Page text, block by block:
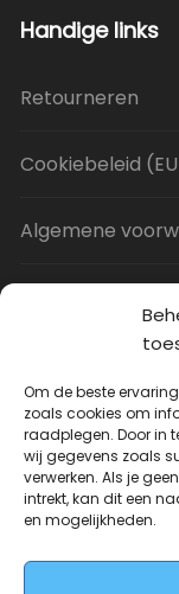
Om de beste
zoals cookies om
raadplegen. Door in
wij gegevens zoals
verwerken. Als je
intrekt, kan dit een
en mogelijkheden.
Handige links
Retourneren
Cookiebeleid
Algemene
Uitverkoop
JNF